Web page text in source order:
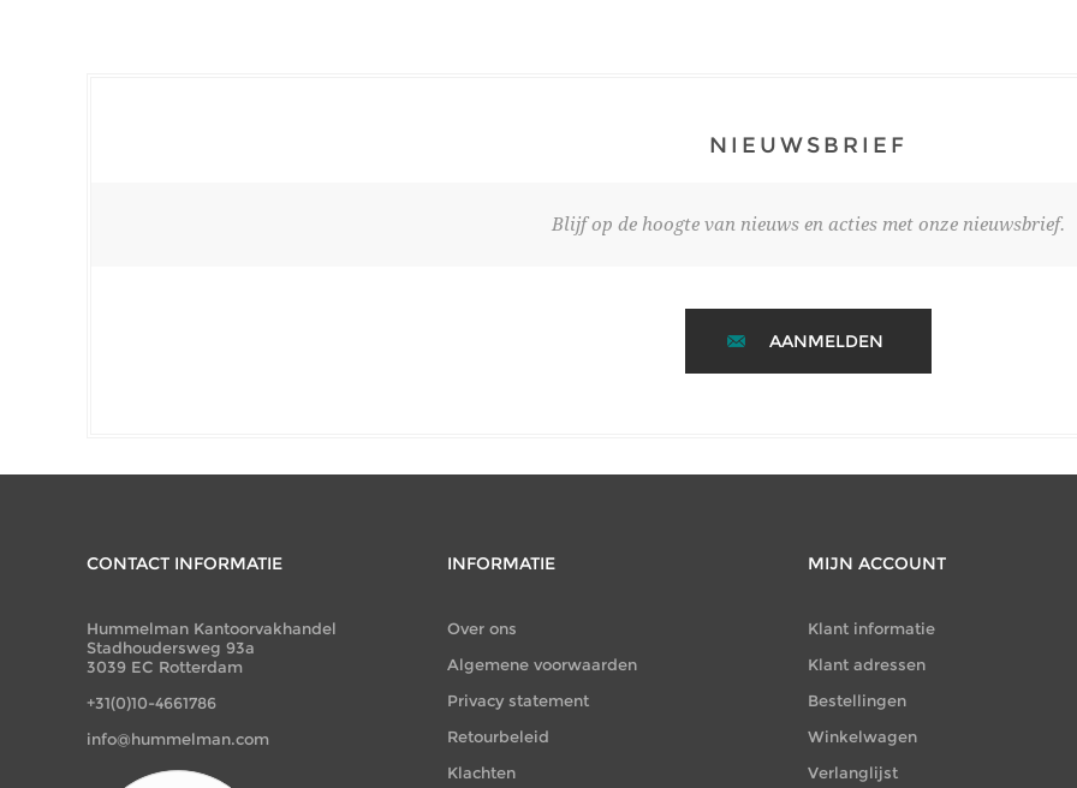
NIEUWSBRIEF
Blijf op de hoogte van nieuws en acties met onze nieuwsbrief.
AANMELDEN
CONTACT INFORMATIE
Hummelman Kantoorvakhandel
Stadhoudersweg 93a
3039 EC Rotterdam
+31(0)10-4661786
info@hummelman.com
INFORMATIE
Over ons
Algemene voorwaarden
Privacy statement
Retourbeleid
Klachten
MIJN ACCOUNT
Klant informatie
Klant adressen
Bestellingen
Winkelwagen
Verlanglijst